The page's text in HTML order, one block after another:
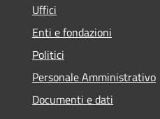
Uffici
Enti e fondazioni
Politici
Personale Amministrativo
Documenti e dati